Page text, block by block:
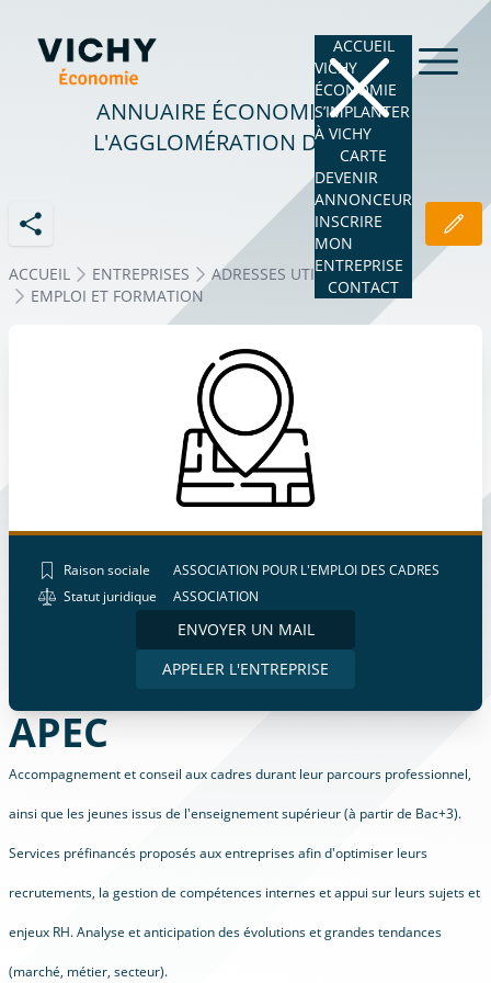
ACCUEIL
VICHY
ÉCONOMIE
S’IMPLANTER
À VICHY
CARTE
DEVENIR
ANNONCEUR
INSCRIRE
MON
ENTREPRISE
CONTACT
ANNUAIRE ÉCONOMIQUE DE
L'AGGLOMÉRATION DE VICHY
ACCUEIL ENTREPRISES
ADRESSES UTILES
EMPLOI ET FORMATION
Raison sociale
ASSOCIATION POUR L'EMPLOI DES CADRES
Statut juridique
ASSOCIATION
ENVOYER UN MAIL
APPELER L'ENTREPRISE
APEC
Accompagnement et conseil aux cadres durant leur parcours professionnel,
ainsi que les jeunes issus de l'enseignement supérieur (à partir de Bac+3).
Services préfinancés proposés aux entreprises afin d'optimiser leurs
recrutements, la gestion de compétences internes et appui sur leurs sujets et
enjeux RH. Analyse et anticipation des évolutions et grandes tendances
(marché, métier, secteur).